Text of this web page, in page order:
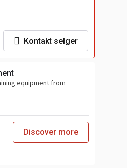
Kontakt selger
equipment from
Discover more